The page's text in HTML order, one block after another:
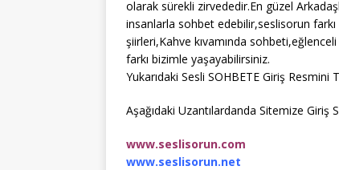
olarak sürekli zirvededir.En güzel
insanlarla sohbet edebilir,seslisorun
şiirleri,Kahve kıvamında
farkı bizimle yaşayabilirsiniz.
Yukarıdaki Sesli SOHBETE Giriş Resmini
Aşağıdaki Uzantılardanda Sitemize Giriş
www.seslisorun.com
www.seslisorun.net